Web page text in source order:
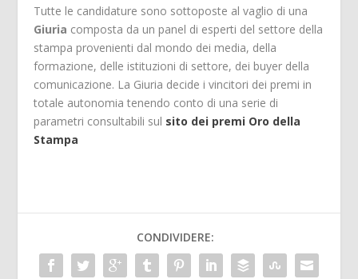
Tutte le candidature sono sottoposte al vaglio di una
Giuria composta da un panel di esperti del settore della
stampa provenienti dal mondo dei media, della
formazione, delle istituzioni di settore, dei buyer della
comunicazione. La Giuria decide i vincitori dei premi in
totale autonomia tenendo conto di una serie di
parametri consultabili sul sito dei premi Oro della
Stampa
CONDIVIDERE: